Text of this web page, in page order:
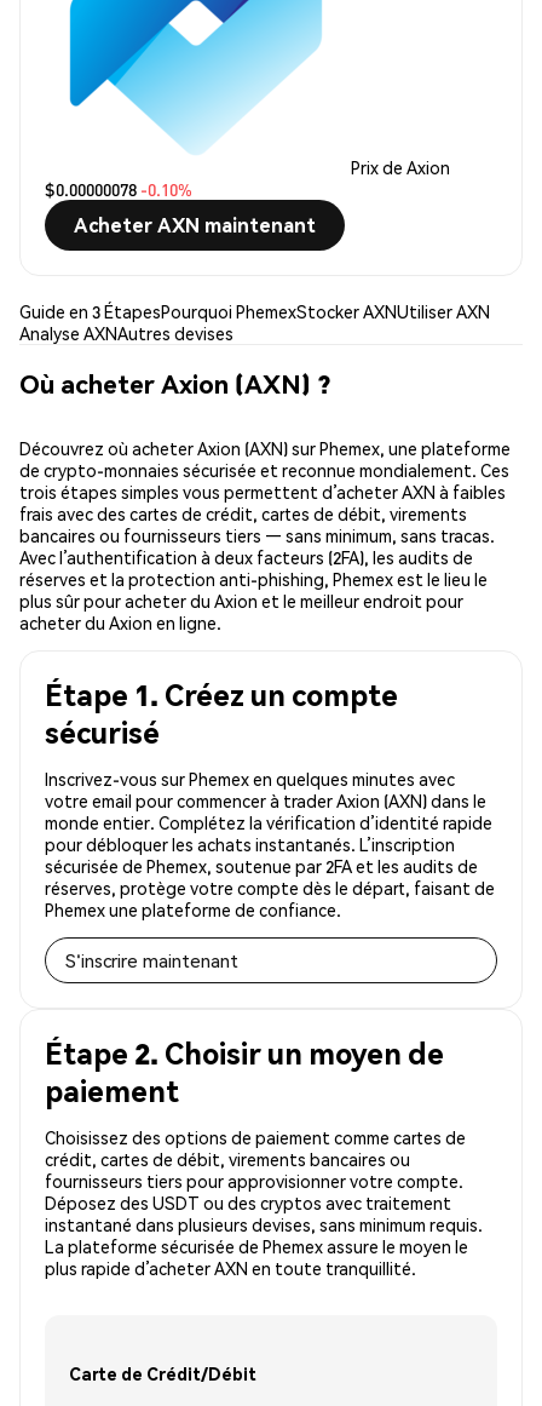
Prix de Axion
$0.00000078 -0.10%
Acheter AXN maintenant
Guide en 3 ÉtapesPourquoi PhemexStocker AXNUtiliser AXN
Analyse AXNAutres devises
Où acheter Axion (AXN) ?
Découvrez où acheter Axion (AXN) sur Phemex, une plateforme
de crypto-monnaies sécurisée et reconnue mondialement. Ces
trois étapes simples vous permettent d’acheter AXN à faibles
frais avec des cartes de crédit, cartes de débit, virements
bancaires ou fournisseurs tiers — sans minimum, sans tracas.
Avec l’authentification à deux facteurs (2FA), les audits de
réserves et la protection anti-phishing, Phemex est le lieu le
plus sûr pour acheter du Axion et le meilleur endroit pour
acheter du Axion en ligne.
Étape 1. Créez un compte
sécurisé
Inscrivez-vous sur Phemex en quelques minutes avec
votre email pour commencer à trader Axion (AXN) dans le
monde entier. Complétez la vérification d’identité rapide
pour débloquer les achats instantanés. L’inscription
sécurisée de Phemex, soutenue par 2FA et les audits de
réserves, protège votre compte dès le départ, faisant de
Phemex une plateforme de confiance.
S'inscrire maintenant
Étape 2. Choisir un moyen de
paiement
Choisissez des options de paiement comme cartes de
crédit, cartes de débit, virements bancaires ou
fournisseurs tiers pour approvisionner votre compte.
Déposez des USDT ou des cryptos avec traitement
instantané dans plusieurs devises, sans minimum requis.
La plateforme sécurisée de Phemex assure le moyen le
plus rapide d’acheter AXN en toute tranquillité.
Carte de Crédit/Débit